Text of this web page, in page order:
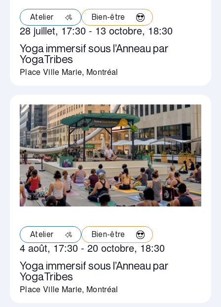
Yoga immersif sous l’Anneau par
YogaTribes
28 juillet, 17:30-13 octobre, 18:30
Place Ville Marie, Montréal
Atelier Bien-être
Yoga immersif sous l’Anneau par
YogaTribes
4 août, 17:30 - 20 octobre, 18:30
Place Ville Marie, Montréal
Atelier Bien-être